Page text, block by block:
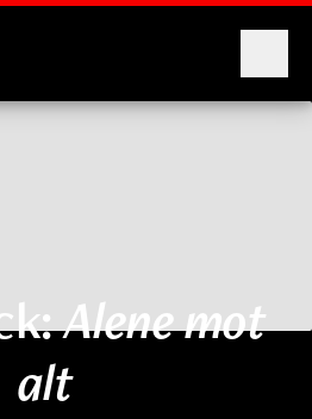
Alene mot
alt